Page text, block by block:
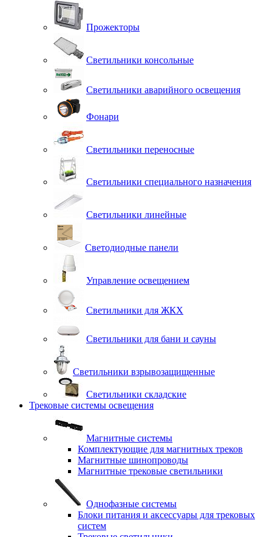
Прожекторы
Светильники консольные
Светильники аварийного освещения
Фонари
Светильники переносные
Светильники специального назначения
Светильники линейные
Светодиодные панели
Управление освещением
Светильники для ЖКХ
Светильники для бани и сауны
Светильники взрывозащищенные
Светильники складские
Трековые системы освещения
Магнитные системы
Комплектующие для магнитных треков
Магнитные шинопроводы
Магнитные трековые светильники
Однофазные системы
Блоки питания и аксессуары для трековых
систем